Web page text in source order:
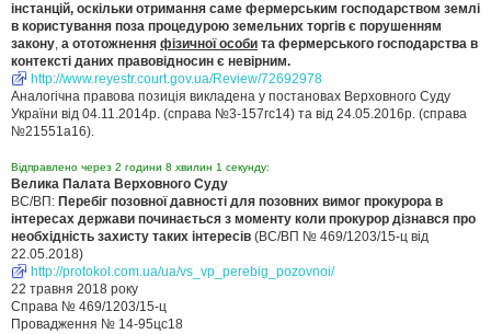
інстанцій, оскільки отримання саме фермерським господарством землі
в користування поза процедурою земельних торгів є порушенням
закону, а ототожнення фізичної особи та фермерського господарства в
контексті даних правовідносин є невірним.
http://www.reyestr.court.gov.ua/Review/72692978
Аналогічна правова позиція викладена у постановах Верховного Суду
України від 04.11.2014р. (справа №3-157гс14) та від 24.05.2016р. (справа
№21551а16).
Відправлено через 2 години 8 хвилин 1 секунду:
Велика Палата Верховного Суду
ВС/ВП: Перебіг позовної давності для позовних вимог прокурора в
інтересах держави починається з моменту коли прокурор дізнався про
необхідність захисту таких інтересів (ВС/ВП № 469/1203/15-ц від
22.05.2018)
http://protokol.com.ua/ua/vs_vp_perebig_pozovnoi/
22 травня 2018 року
Справа № 469/1203/15-ц
Провадження № 14-95цс18